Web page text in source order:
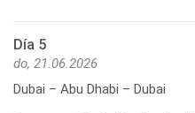
Día 5
do, 21.06.2026
Dubai – Abu Dhabi – Dubai